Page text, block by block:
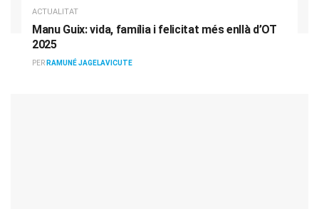
ACTUALITAT
Manu Guix: vida, família i felicitat més enllà d’OT
2025
PER RAMUNÉ JAGELAVICUTE